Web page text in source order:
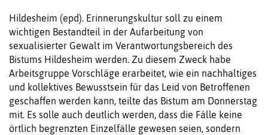
Hildesheim (epd). Erinnerungskultur soll zu einem
wichtigen Bestandteil in der Aufarbeitung von
sexualisierter Gewalt im Verantwortungsbereich des
Bistums Hildesheim werden. Zu diesem Zweck habe
Arbeitsgruppe Vorschläge erarbeitet, wie ein nachhaltiges
und kollektives Bewusstsein für das Leid von Betroffenen
geschaffen werden kann, teilte das Bistum am Donnerstag
mit. Es solle auch deutlich werden, dass die Fälle keine
örtlich begrenzten Einzelfälle gewesen seien, sondern